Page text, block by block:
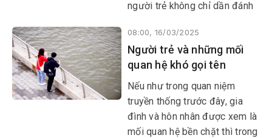
người trẻ không chỉ dần đánh
nỗi buồn đau, ân hận lên cuộc
đời mình.
08:00, 16/03/2025
Người trẻ và những mối
quan hệ khó gọi tên
Nếu như trong quan niệm
truyền thống trước đây, gia
đình và hôn nhân được xem là
mối quan hệ bền chặt thì trong